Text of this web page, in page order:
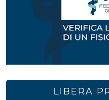
LIBERA